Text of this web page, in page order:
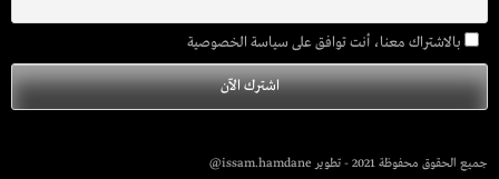
بالاشتراك معنا، أنت توافق على سياسة الخصوصية
جميع الحقوق محفوظة 2021 - تطوير issam.hamdane@